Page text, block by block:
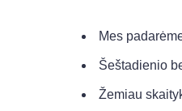
Mes
Šeštadienio
Žemiau